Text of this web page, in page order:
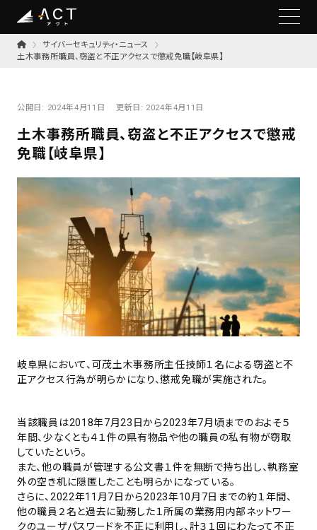
サイバーセキュリティ・ニュース
土木事務所職員、窃盗と不正アクセスで懲戒免職【岐阜県】
公開日: 2024年4月11日 更新日: 2024年4月11日
土木事務所職員、窃盗と不正アクセスで懲戒
免職【岐阜県】
岐阜県において、可茂土木事務所主任技師１名による窃盗と不
正アクセス行為が明らかになり、懲戒免職が実施された。
当該職員は2018年7月23日から2023年7月頃までのおよそ５
年間、少なくとも４１件の県有物品や他の職員の私有物が窃取
していたという。
また、他の職員が管理する公文書１件を無断で持ち出し、執務室
外の空き机に隠匿したことも明らかになっている。
さらに、2022年11月7日から2023年10月7日までの約１年間、
他の職員２名と過去に勤務した１所属の業務用内部ネットワー
クのユーザパスワードを不正に利用し、計３１回にわたって不正